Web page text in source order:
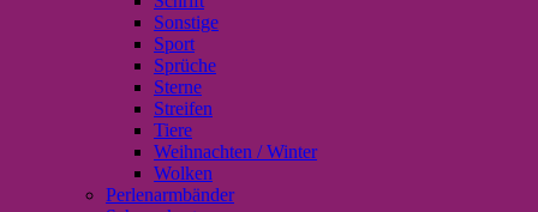
Sonstige
Sport
Sprüche
Sterne
Streifen
Tiere
Weihnachten / Winter
Wolken
Perlenarmbänder